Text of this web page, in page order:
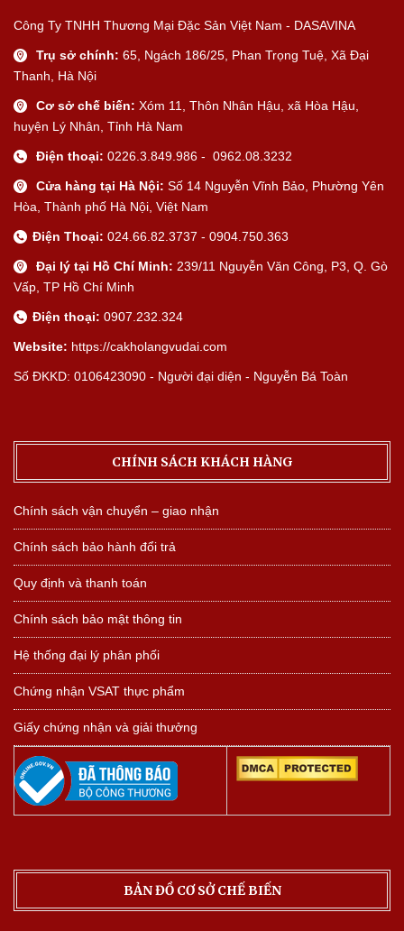
Công Ty TNHH Thương Mại Đặc Sản Việt Nam - DASAVINA
Trụ sở chính: 65, Ngách 186/25, Phan Trọng Tuệ, Xã Đại
Thanh, Hà Nội
Cơ sở chế biến: Xóm 11, Thôn Nhân Hậu, xã Hòa Hậu,
huyện Lý Nhân, Tỉnh Hà Nam
Điện thoại: 0226.3.849.986 - 0962.08.3232
Cửa hàng tại Hà Nội: Số 14 Nguyễn Vĩnh Bảo, Phường Yên
Hòa, Thành phố Hà Nội, Việt Nam
Điện Thoại: 024.66.82.3737 - 0904.750.363
Đại lý tại Hồ Chí Minh: 239/11 Nguyễn Văn Công, P3, Q. Gò
Vấp, TP Hồ Chí Minh
Điện thoại: 0907.232.324
Website: https://cakholangvudai.com
Số ĐKKD: 0106423090 - Người đại diện - Nguyễn Bá Toàn
CHÍNH SÁCH KHÁCH HÀNG
Chính sách vận chuyển – giao nhận
Chính sách bảo hành đổi trả
Quy định và thanh toán
Chính sách bảo mật thông tin
Hệ thống đại lý phân phối
Chứng nhận VSAT thực phẩm
Giấy chứng nhận và giải thưởng
BẢN ĐỒ CƠ SỞ CHẾ BIẾN